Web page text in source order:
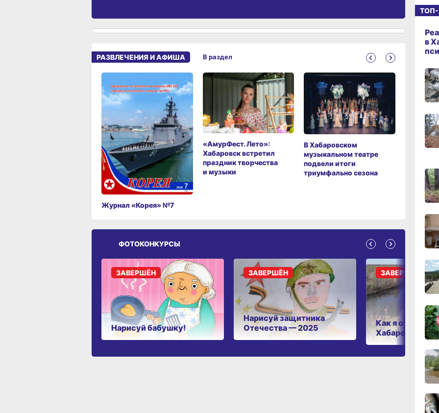
РАЗВЛЕЧЕНИЯ И АФИША
Журнал «Корея» №7
«АмурФест. Лето»:
Хабаровск встретил
праздник творчества
и музыки
В Хабаровском
музыкальном театре
подвели итоги
триумфально сезона
В раздел
ФОТОКОНКУРСЫ
Нарисуй бабушку!
ЗАВЕРШЁН
Нарисуй защитника
Отечества — 2025
ЗАВЕРШЁН
Как я отдыхаю
Хабаровском
ЗАВЕРШЁН
12:19,
11:43,
вчера
10:10,
ТОП-
в